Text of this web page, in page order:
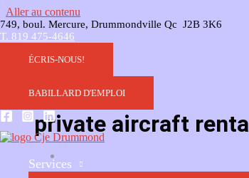
Aller au contenu
749, boul. Mercure, Drummondville Qc J2B 3K6
T. 819 475-4646
ÉCRIS-NOUS!
BABILLARD D'EMPLOI
Services
private aircraft rental